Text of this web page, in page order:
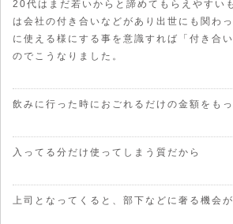
20代はまだ若いからと諦めてもらえやすい
は会社の付き合いなどがあり出世にも関わ
に使える様にする事を意識すれば「付き合
のでこうなりました。
飲みに行った時におごれるだけの金額をも
入ってる分だけ使ってしまう質だから
上司となってくると、部下などに奢る機会